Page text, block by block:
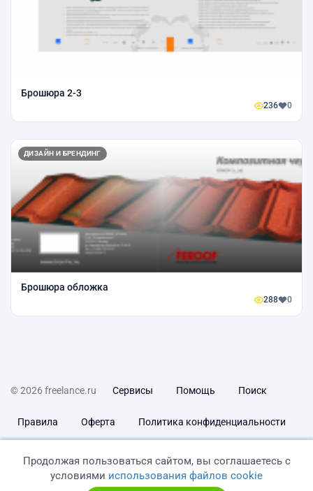
Брошюра 2-3
236 0
ДИЗАЙН И БРЕНДИНГ
Брошюра обложка
288 0
© 2026 freelance.ru Сервисы Помощь Поиск
Правила Оферта Политика конфиденциальности
Продолжая пользоваться сайтом, вы соглашаетесь с
условиями использования файлов cookie